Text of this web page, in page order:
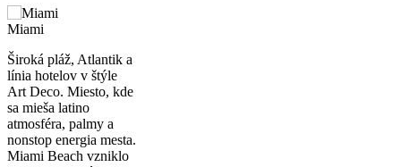
Miami
Široká pláž, Atlantik a
línia hotelov v štýle
Art Deco. Miesto, kde
sa mieša latino
atmosféra, palmy a
nonstop energia mesta.
Miami Beach vzniklo